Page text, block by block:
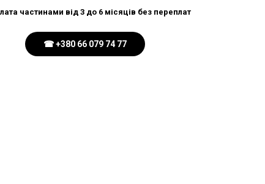
частинами від 3 до 6 місяців без переплат
☎ +380 66 079 74 77